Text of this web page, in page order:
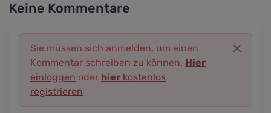
Keine Kommentare
Sie müssen sich anmelden, um einen
Kommentar schreiben zu können. Hier
einloggen oder hier kostenlos
registrieren